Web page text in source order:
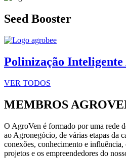
Seed Booster
Polinização Inteligente
VER TODOS
MEMBROS
O AgroVen é formado por uma rede
ao Agronegócio, de várias etapas da
conexões, conhecimento e influência,
projetos e os empreendedores do